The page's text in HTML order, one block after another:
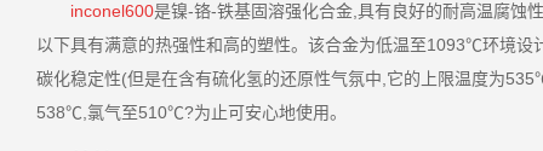
inconel600是镍-铬-铁基固溶强化合金,具有良好的耐高温腐蚀
以下具有满意的热强性和高的塑性。该合金为低温至1093℃环境
碳化稳定性(但是在含有硫化氢的还原性气氛中,它的上限温度为
538℃,氯气至510℃?为止可安心地使用。